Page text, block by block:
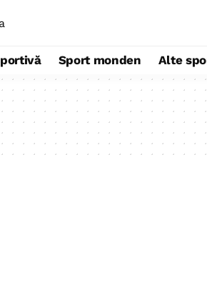
Sport monden Alte